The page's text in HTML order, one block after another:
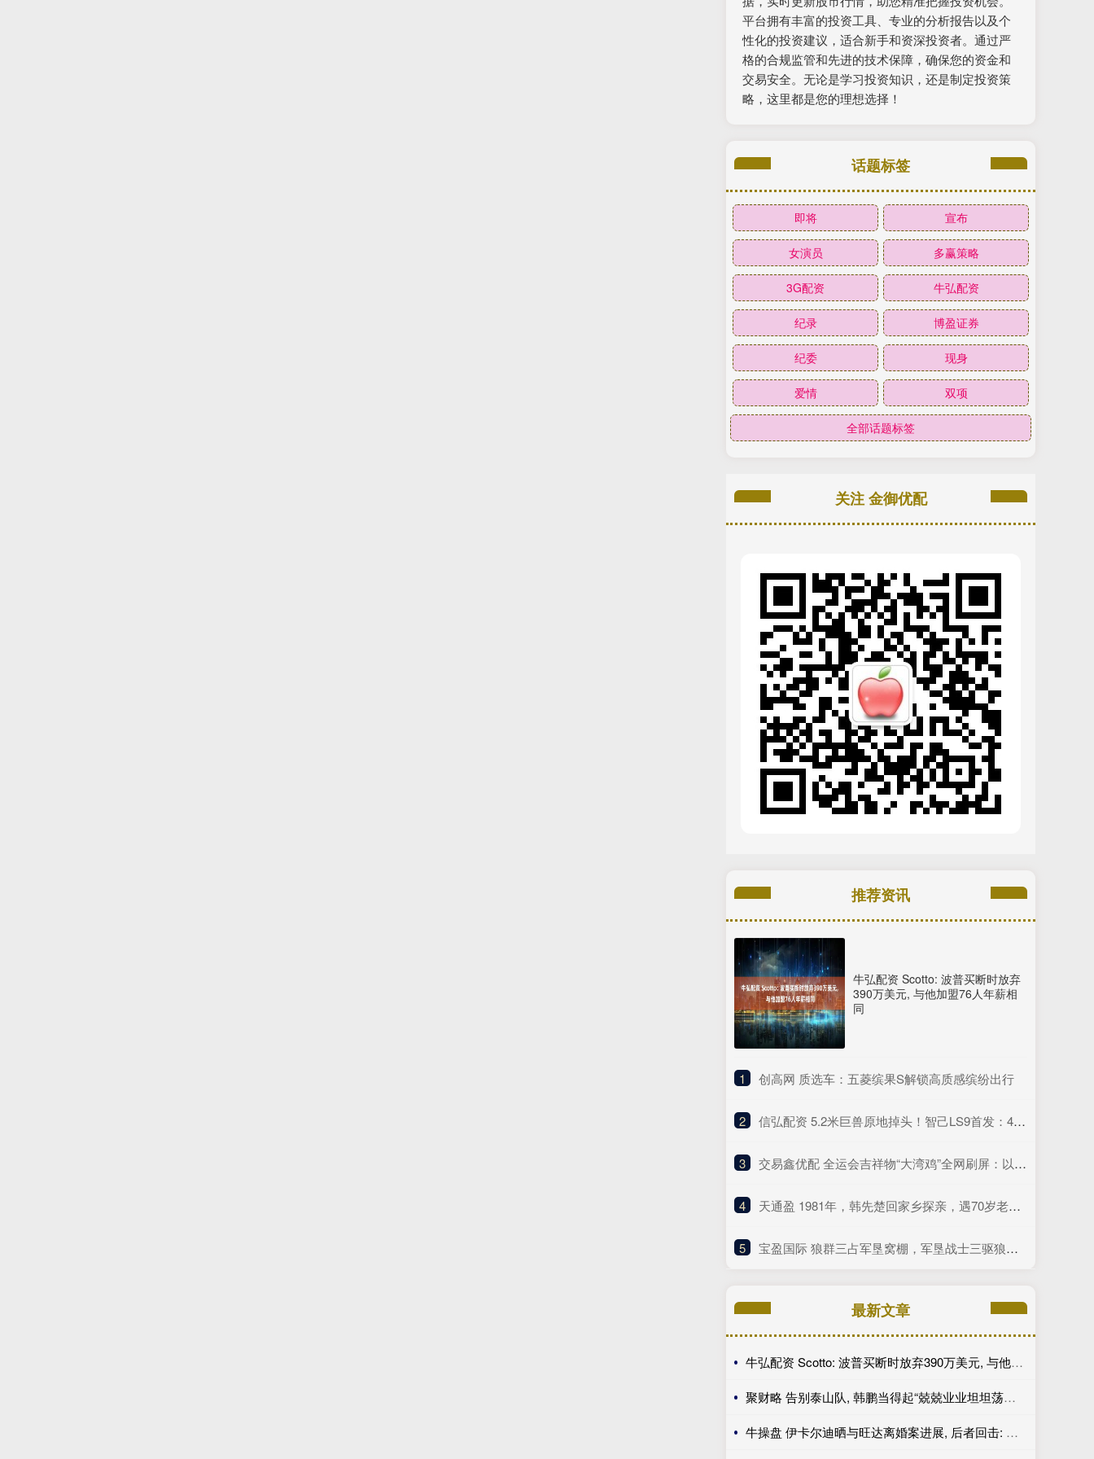
平台拥有丰富的投资工具、专业的分析报告以及个
性化的投资建议，适合新手和资深投资者。通过严
格的合规监管和先进的技术保障，确保您的资金和
交易安全。无论是学习投资知识，还是制定投资策
略，这里都是您的理想选择！
话题标签
即将 宣布
女演员 多赢策略
3G配资 牛弘配资
纪录 博盈证券
纪委 现身
爱情 双项
全部话题标签
关注 金御优配
推荐资讯
牛弘配资 Scotto: 波普买断时放弃
390万美元, 与他加盟76人年薪相
同
1 ​创高网 质选车：五菱缤果S解锁高质感缤纷出行
2 ​信弘配资 5.2米巨兽原地掉头！智己LS9首发：402km纯电续航+线控黑科技
3 ​交易鑫优配 全运会吉祥物“大湾鸡”全网刷屏：以中华白海豚为原型
4 ​天通盈 1981年，韩先楚回家乡探亲，遇70岁老太太唤其乳名，泪水夺眶而出
5 ​宝盈国际 狼群三占军垦窝棚，军垦战士三驱狼不走，最后动用火攻｜轶闻
最新文章
牛弘配资 Scotto: 波普买断时放弃390万美元, 与他加盟76人年薪相同
聚财略 告别泰山队, 韩鹏当得起“兢兢业业坦坦荡荡”|体坛新声
牛操盘 伊卡尔迪晒与旺达离婚案进展, 后者回击: 宝贝, 找份工作吧